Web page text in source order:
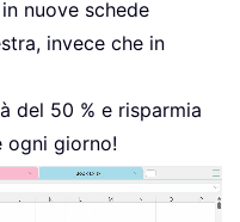
nuove schede
invece che in
del 50 % e risparmia
ogni giorno!